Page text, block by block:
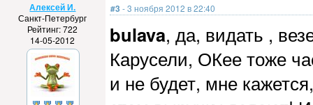
Алексей И.
Санкт-Петербург
Рейтинг: 722
14-05-2012
#3 - 3 ноября 2012 в 22:40
bulava, да, видать ,
Карусели, ОКее тоже
и не будет, мне